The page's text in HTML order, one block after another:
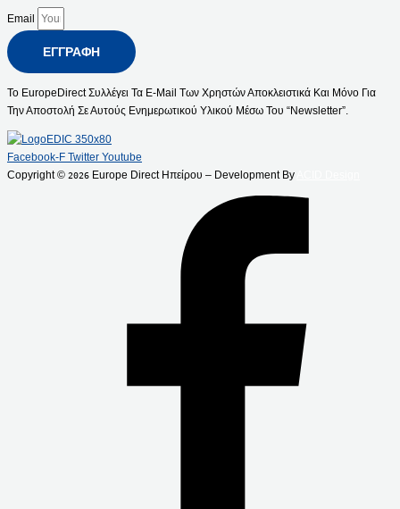
Email
ΕΓΓΡΑΦΉ
Το EuropeDirect Συλλέγει Τα E-Mail Των Χρηστών Αποκλειστικά Και Μόνο Για
Την Αποστολή Σε Αυτούς Ενημερωτικού Υλικού Μέσω Του “Newsletter”.
Facebook-F Twitter Youtube
Copyright © 2026 Europe Direct Ηπείρου – Development By